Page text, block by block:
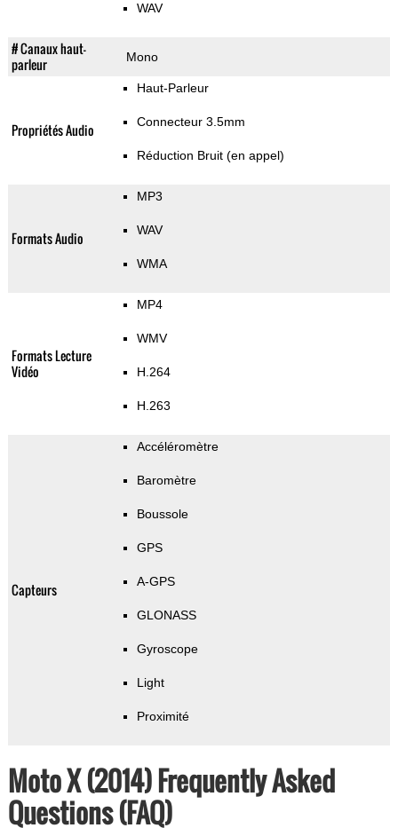
WAV
# Canaux haut-
parleur
Mono
Propriétés Audio
Haut-Parleur
Connecteur 3.5mm
Réduction Bruit (en appel)
Formats Audio
MP3
WAV
WMA
Formats Lecture
Vidéo
MP4
WMV
H.264
H.263
Capteurs
Accéléromètre
Baromètre
Boussole
GPS
A-GPS
GLONASS
Gyroscope
Light
Proximité
Moto X (2014) Frequently Asked
Questions (FAQ)